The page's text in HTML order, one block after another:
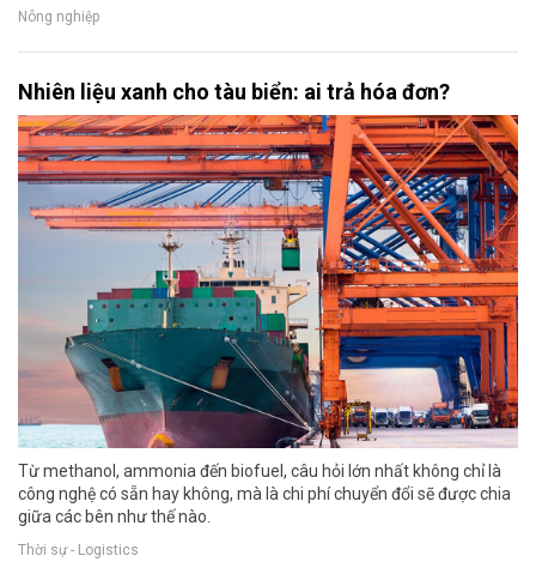
Nông nghiệp
Nhiên liệu xanh cho tàu biển: ai trả hóa đơn?
Từ methanol, ammonia đến biofuel, câu hỏi lớn nhất không chỉ là
công nghệ có sẵn hay không, mà là chi phí chuyển đổi sẽ được chia
giữa các bên như thế nào.
Thời sự - Logistics